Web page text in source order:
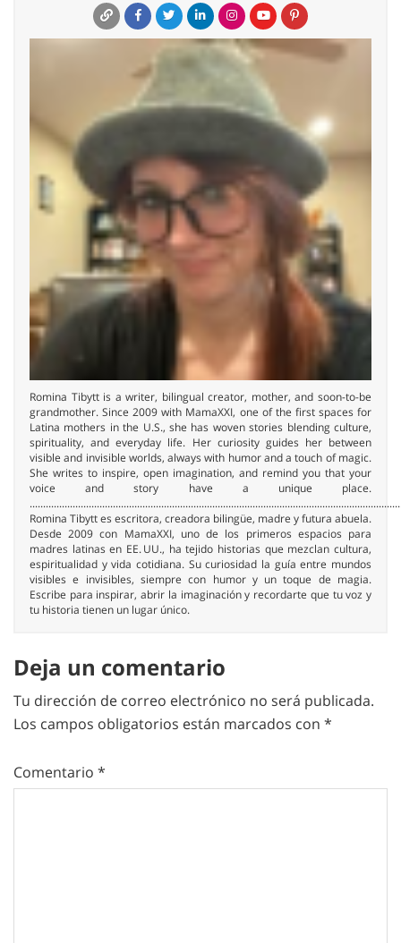
Romina Tibytt is a writer, bilingual creator, mother, and soon-to-be
grandmother. Since 2009 with MamaXXI, one of the first spaces for
Latina mothers in the U.S., she has woven stories blending culture,
spirituality, and everyday life. Her curiosity guides her between
visible and invisible worlds, always with humor and a touch of magic.
She writes to inspire, open imagination, and remind you that your
voice and story have a unique place.
Romina Tibytt es escritora, creadora bilingüe, madre y futura abuela.
Desde 2009 con MamaXXI, uno de los primeros espacios para
madres latinas en EE. UU., ha tejido historias que mezclan cultura,
espiritualidad y vida cotidiana. Su curiosidad la guía entre mundos
visibles e invisibles, siempre con humor y un toque de magia.
Escribe para inspirar, abrir la imaginación y recordarte que tu voz y
tu historia tienen un lugar único.
Deja un comentario
Tu dirección de correo electrónico no será publicada.
Los campos obligatorios están marcados con *
Comentario *